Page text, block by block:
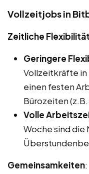
Vollzeitjobs in
Zeitliche Flexibilität
Geringere
Vollzeitkräfte in
einen festen
Bürozeiten (z.B.
Volle
Woche sind
Gemeinsamkeiten: